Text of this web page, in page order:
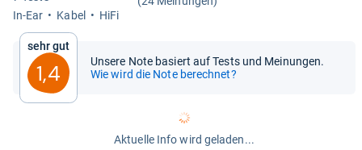
In-​Ear
Kabel HiFi
Sehr gut
1,4
Unsere Note basiert auf Tests und Meinungen.
Wie wird die Note berechnet?
Aktuelle Info wird geladen...